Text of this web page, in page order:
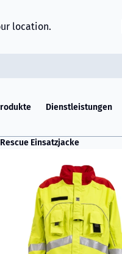
location.
Dienstleistungen
Rescue Einsatzjacke